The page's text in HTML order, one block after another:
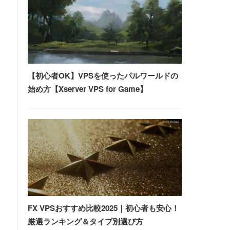
【初心者OK】VPSを使ったパルワールドの
始め方【Xserver VPS for Game】
FX VPSおすすめ比較2025｜初心者も安心！
厳選ランキング＆タイプ別選び方